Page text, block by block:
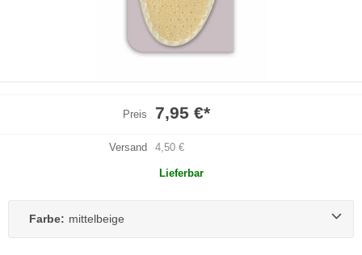
Preis 7,95 €*
Versand 4,50 €
Lieferbar
Farbe: mittelbeige